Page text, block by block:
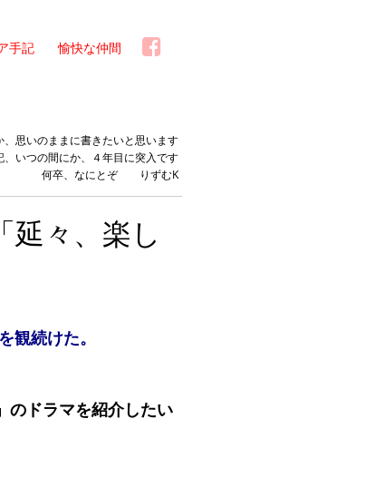
手記 愉快な仲間
思いのままに書きたいと思います
いつの間にか、４年目に突入です
何卒、なにとぞ りずむK
延々、楽し
観続けた。
のドラマを紹介したい